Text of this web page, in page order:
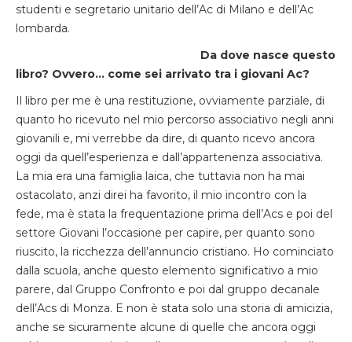
studenti e segretario unitario dell’Ac di Milano e dell’Ac
lombarda.
Da dove nasce questo
libro? Ovvero… come sei arrivato tra i giovani Ac?
Il libro per me è una restituzione, ovviamente parziale, di
quanto ho ricevuto nel mio percorso associativo negli anni
giovanili e, mi verrebbe da dire, di quanto ricevo ancora
oggi da quell’esperienza e dall’appartenenza associativa.
La mia era una famiglia laica, che tuttavia non ha mai
ostacolato, anzi direi ha favorito, il mio incontro con la
fede, ma è stata la frequentazione prima dell’Acs e poi del
settore Giovani l’occasione per capire, per quanto sono
riuscito, la ricchezza dell’annuncio cristiano. Ho cominciato
dalla scuola, anche questo elemento significativo a mio
parere, dal Gruppo Confronto e poi dal gruppo decanale
dell’Acs di Monza. E non è stata solo una storia di amicizia,
anche se sicuramente alcune di quelle che ancora oggi